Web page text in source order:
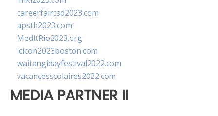
careerfaircsd2023.com
apsth2023.com
MedItRio2023.org
lcicon2023boston.com
waitangidayfestival2022.com
vacancesscolaires2022.com
MEDIA PARTNER II